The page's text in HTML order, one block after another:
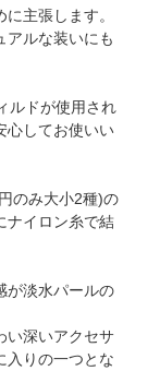
主張します。
アルな装いにも
ルドが使用され
心してお使いい
のみ大小2種)の
ナイロン糸で結
が淡水パールの
い深いアクセサ
入りの一つとな